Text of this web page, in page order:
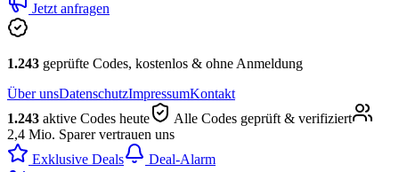
Jetzt anfragen
1.243 geprüfte Codes, kostenlos & ohne Anmeldung
Über unsDatenschutzImpressumKontakt
1.243 aktive Codes heute
Alle Codes geprüft & verifiziert
2,4 Mio. Sparer vertrauen uns
Exklusive Deals
Deal-Alarm